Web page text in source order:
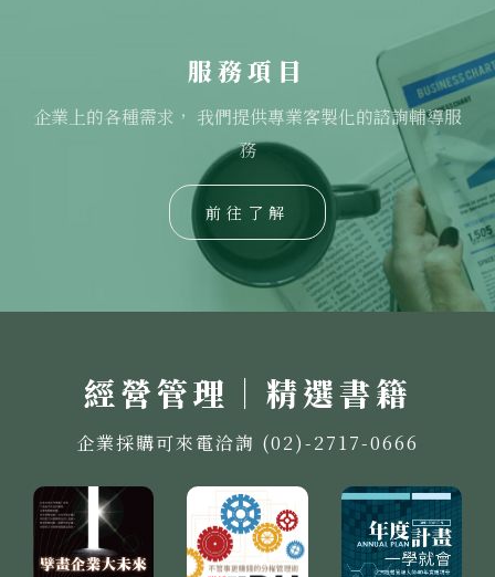
服務項目
企業上的各種需求， 我們提供專業客製化的諮詢輔導服
務
前往了解
經營管理｜精選書籍
企業採購可來電洽詢 (02)-2717-0666